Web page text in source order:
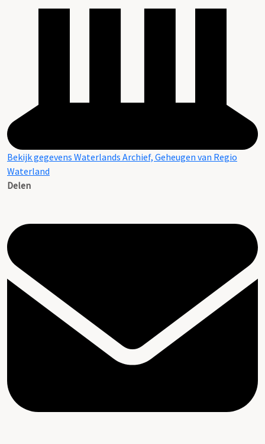
Bekijk gegevens Waterlands Archief, Geheugen van Regio
Waterland
Delen